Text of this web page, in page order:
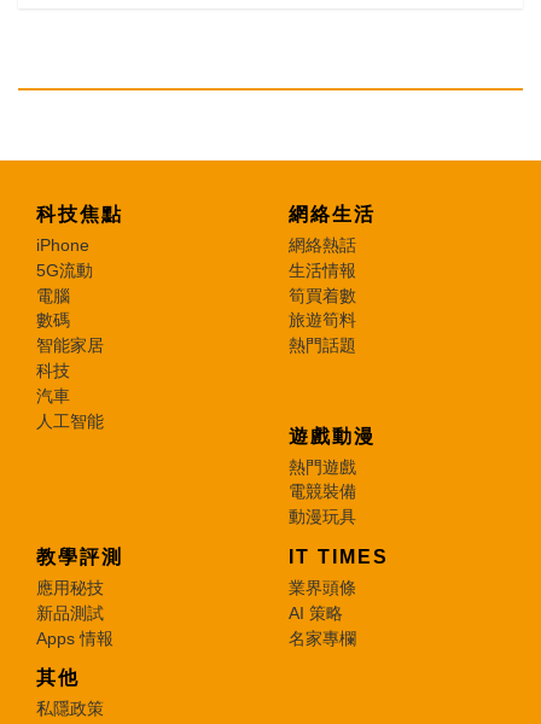
科技焦點
iPhone
5G流動
電腦
數碼
智能家居
科技
汽車
人工智能
網絡生活
網絡熱話
生活情報
筍買着數
旅遊筍料
熱門話題
遊戲動漫
熱門遊戲
電競裝備
動漫玩具
教學評測
應用秘技
新品測試
Apps 情報
IT TIMES
業界頭條
AI 策略
名家專欄
其他
私隱政策